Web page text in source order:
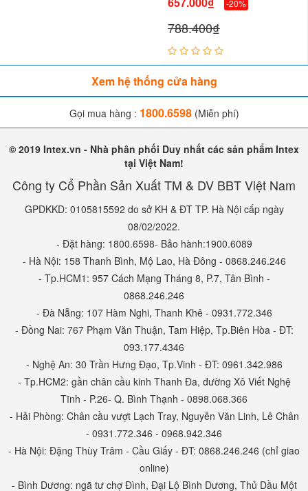
✪ Cu cậu thích thú khi được bố mua cho chiếc xe chòi
-20%
788.400₫
Xem hệ thống cửa hàng
Gọi mua hàng : 1800.6598(Miễn phí)
© 2019 Intex.vn - Nhà phân phối Duy nhất các sản phẩm Intex
tại Việt Nam!
Công ty Cổ Phần Sản Xuất TM & DV BBT Việt Nam
GPDKKD: 0105815592 do sở KH & ĐT TP. Hà Nội cấp ngày
08/02/2022.
- Đặt hàng: 1800.6598- Bảo hành:1900.6089
- Hà Nội: 158 Thanh Bình, Mộ Lao, Hà Đông - 0868.246.246
- Tp.HCM1: 957 Cách Mạng Tháng 8, P.7, Tân Bình -
0868.246.246
- Đà Nẵng: 107 Hàm Nghi, Thanh Khê - 0931.772.346
- Đồng Nai: 767 Phạm Văn Thuận, Tam Hiệp, Tp.Biên Hòa - ĐT:
093.177.4346
- Nghệ An: 30 Trần Hưng Đạo, Tp.Vinh - ĐT: 0961.342.986
- Tp.HCM2: gần chân cầu kinh Thanh Đa, đường Xô Viết Nghệ
Tĩnh - P.26- Q. Bình Thạnh - 0898.068.366
- Hải Phòng: Chân cầu vượt Lạch Tray, Nguyễn Văn Linh, Lê Chân
- 0931.772.346 - 0968.942.346
- Hà Nội: Đặng Thùy Trâm - Cầu Giấy - ĐT: 0868.246.246 (chỉ giao
online)
- Bình Dương: ngã tư chợ Đình, Đại Lộ Bình Dương, Thủ Dầu Một